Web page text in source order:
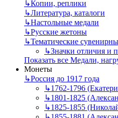
↳Копии, реплики
↳Литература, каталоги
↳Настольные медали
↳Русские жетоны
↳Тематические
↳Значки отличия и
Показать все Медали,
Монеты
↳Россия до 1917 года
↳1762-1796
↳1801-1825
↳1825-1855